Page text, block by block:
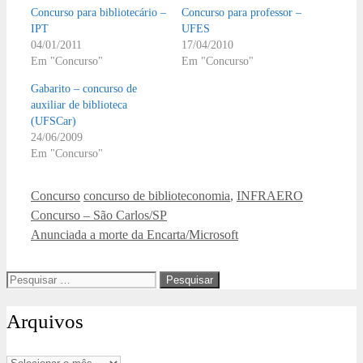
Concurso para bibliotecário –
IPT
04/01/2011
Em "Concurso"
Concurso para professor –
UFES
17/04/2010
Em "Concurso"
Gabarito – concurso de
auxiliar de biblioteca
(UFSCar)
24/06/2009
Em "Concurso"
Categorias
Concurso Tags
concurso de biblioteconomia, INFRAERO
Concurso – São Carlos/SP
Anunciada a morte da Encarta/Microsoft
Pesquisar
Arquivos